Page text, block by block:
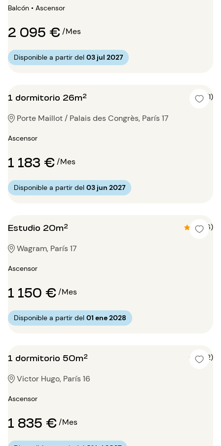
Balcón • Ascensor
2 095 €/Mes
Disponible a partir del 03 jul 2027
1 dormitorio 26m² 4 (1)
Porte Maillot / Palais des Congrès, París 17
Ascensor
1 183 €/Mes
Disponible a partir del 03 jun 2027
Estudio 20m² 4.7 (6)
Wagram, París 17
Ascensor
1 150 €/Mes
Disponible a partir del 01 ene 2028
1 dormitorio 50m² 5 (2)
Victor Hugo, París 16
Ascensor
1 835 €/Mes